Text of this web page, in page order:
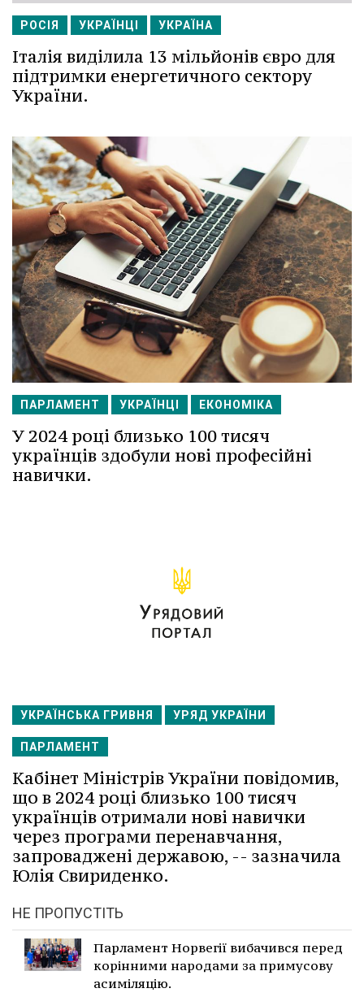
РОСІЯ УКРАЇНЦІ УКРАЇНА
Італія виділила 13 мільйонів євро для
підтримки енергетичного сектору
України.
ПАРЛАМЕНТ УКРАЇНЦІ ЕКОНОМІКА
У 2024 році близько 100 тисяч
українців здобули нові професійні
навички.
УКРАЇНСЬКА ГРИВНЯ УРЯД УКРАЇНИ
ПАРЛАМЕНТ
Кабінет Міністрів України повідомив,
що в 2024 році близько 100 тисяч
українців отримали нові навички
через програми перенавчання,
запроваджені державою, -- зазначила
Юлія Свириденко.
НЕ ПРОПУСТІТЬ
Парламент Норвегії вибачився перед
корінними народами за примусову
асиміляцію.